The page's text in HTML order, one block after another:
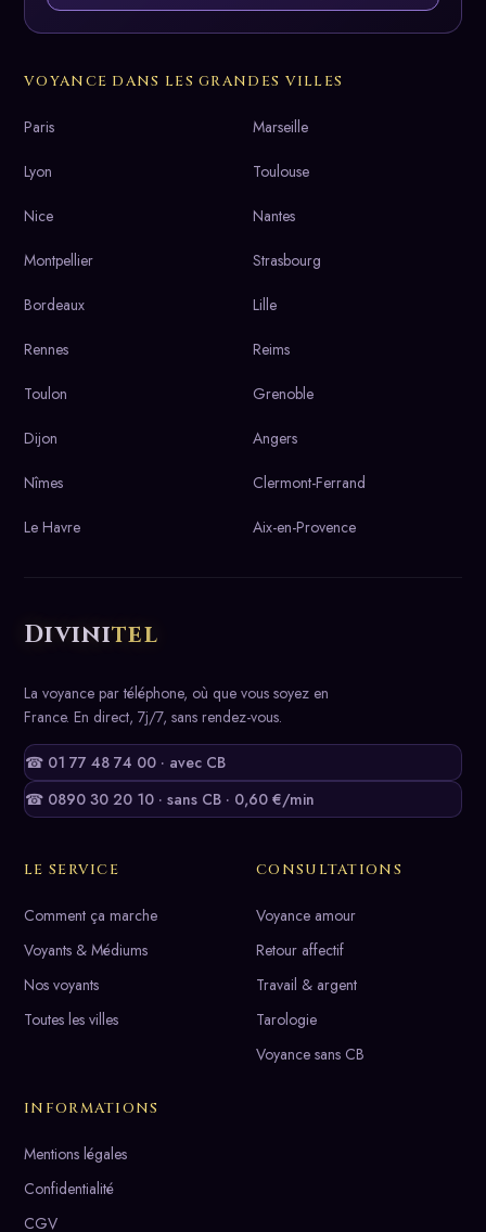
VOYANCE DANS LES GRANDES VILLES
Paris Marseille
Lyon Toulouse
Nice Nantes
Montpellier Strasbourg
Bordeaux Lille
Rennes Reims
Toulon Grenoble
Dijon Angers
Nîmes Clermont-Ferrand
Le Havre Aix-en-Provence
Divinitel
La voyance par téléphone, où que vous soyez en
France. En direct, 7j/7, sans rendez-vous.
☎ 01 77 48 74 00 · avec CB
☎ 0890 30 20 10 · sans CB · 0,60 €/min
LE SERVICE
Comment ça marche
Voyants & Médiums
Nos voyants
Toutes les villes
CONSULTATIONS
Voyance amour
Retour affectif
Travail & argent
Tarologie
Voyance sans CB
INFORMATIONS
Mentions légales
Confidentialité
CGV